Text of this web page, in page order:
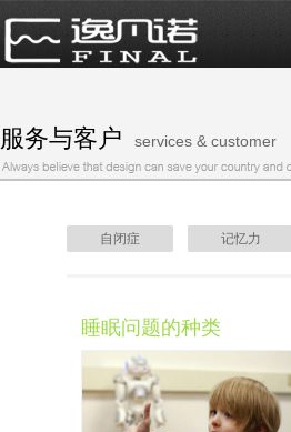
服务与客户 services & customer
自闭症 记忆力
睡眠问题的种类